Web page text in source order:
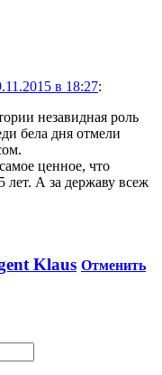
в 18:27:
незавидная роль
бела дня отмели
ценное, что
лет. А за державу всеж
Klaus Отменить